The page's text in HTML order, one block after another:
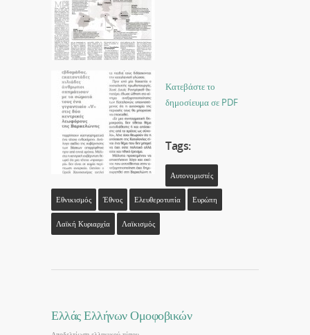
Κατεβάστε το
δημοσίευμα σε PDF
Tags:
Αυτονομιστές
Εθνικισμός Έθνος Ελευθεροτυπία Ευρώπη
Λαϊκή Κυριαρχία Λαϊκισμός
Ελλάς Ελλήνων Ομοφοβικών